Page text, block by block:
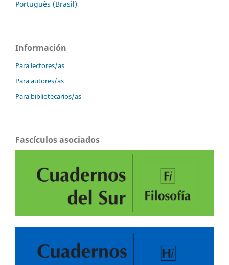
Português (Brasil)
Información
Para lectores/as
Para autores/as
Para bibliotecarios/as
Fascículos asociados